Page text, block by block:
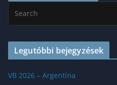
Legutóbbi bejegyzések
VB 2026 – Argentína